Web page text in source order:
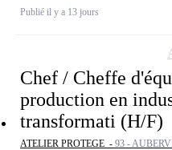
Publié il y a 13 jours
Chef / Cheffe
production en
transformati (H/F)
ATELIER PROTEGE - 93 -